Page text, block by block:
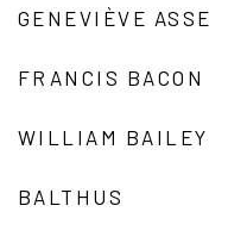
GENEVIÈVE ASSE
FRANCIS BACON
WILLIAM BAILEY
BALTHUS